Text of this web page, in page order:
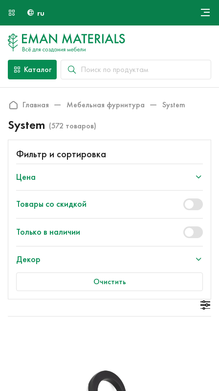
ru
Оплата и доставка
Контакты
Каталог
Главная Мебельная фурнитура System
System (572 товаров)
Фильтр и сортировка
Цена
Товары со скидкой
Только в наличии
Декор
Очистить